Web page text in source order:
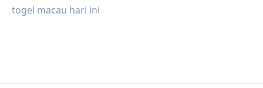
togel macau hari ini